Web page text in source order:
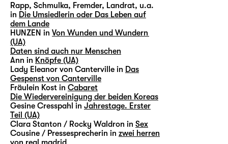
Rapp, Schmulka, Fremder, Landrat, u.a.
in Die Umsiedlerin oder Das Leben auf
dem Lande
HUNZEN in Von Wunden und Wundern
(UA)
Daten sind auch nur Menschen
Ann in Knöpfe (UA)
Lady Eleanor von Canterville in Das
Gespenst von Canterville
Fräulein Kost in Cabaret
Die Wiedervereinigung der beiden Koreas
Gesine Cresspahl in Jahrestage. Erster
Teil (UA)
Clara Stanton / Rocky Waldron in Sex
Cousine / Pressesprecherin in zwei herren